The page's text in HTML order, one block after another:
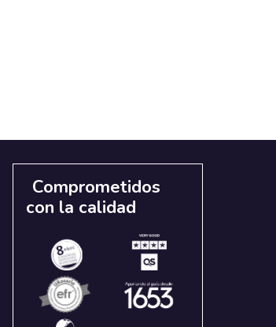
Comprometidos
con la calidad